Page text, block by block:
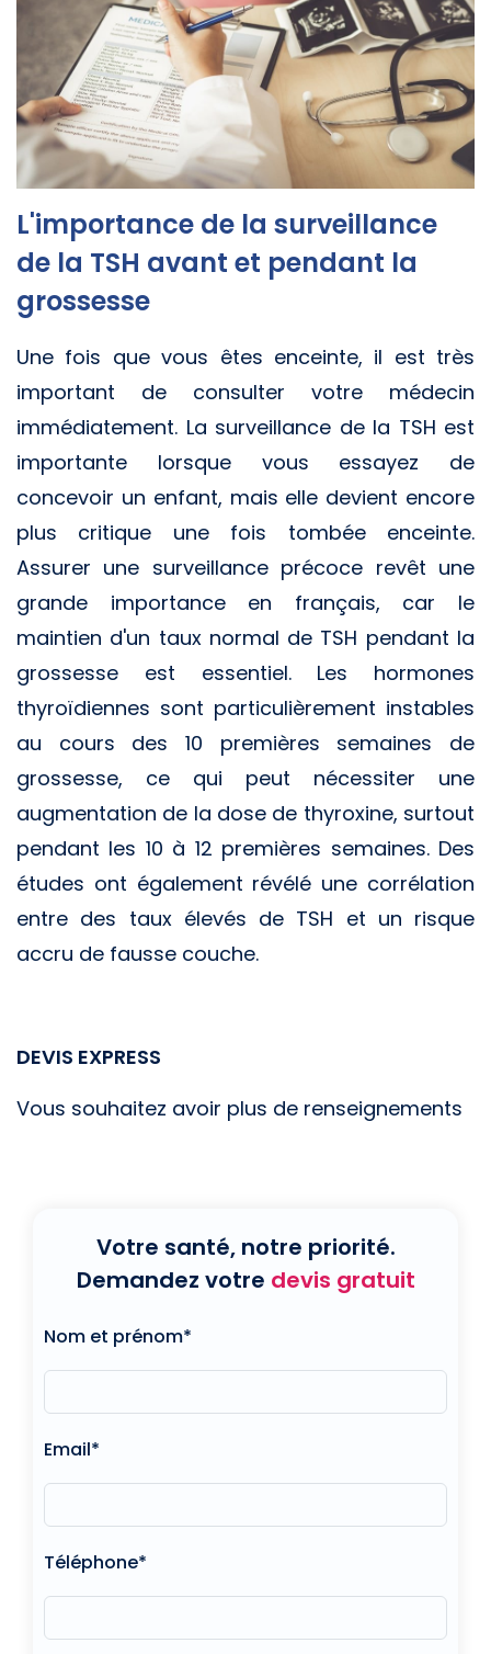
L'importance de la surveillance
de la TSH avant et pendant la
grossesse
Une fois que vous êtes enceinte, il est très
important de consulter votre médecin
immédiatement. La surveillance de la TSH est
importante lorsque vous essayez de
concevoir un enfant, mais elle devient encore
plus critique une fois tombée enceinte.
Assurer une surveillance précoce revêt une
grande importance en français, car le
maintien d'un taux normal de TSH pendant la
grossesse est essentiel. Les hormones
thyroïdiennes sont particulièrement instables
au cours des 10 premières semaines de
grossesse, ce qui peut nécessiter une
augmentation de la dose de thyroxine, surtout
pendant les 10 à 12 premières semaines. Des
études ont également révélé une corrélation
entre des taux élevés de TSH et un risque
accru de fausse couche.
DEVIS EXPRESS
Vous souhaitez avoir plus de renseignements
Votre santé, notre priorité.
Demandez votre devis gratuit
Nom et prénom*
Email*
Téléphone*